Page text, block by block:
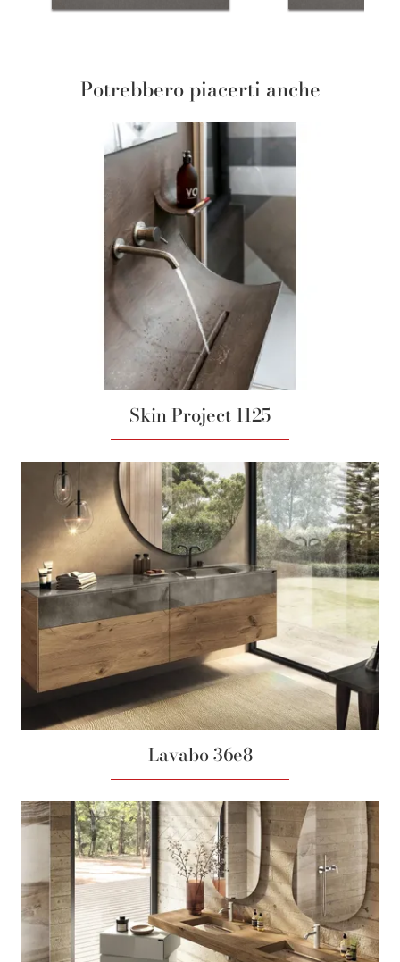
Potrebbero piacerti anche
Skin Project 1125
Lavabo 36e8